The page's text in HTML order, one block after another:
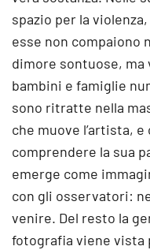
spazio per la
esse non compaiono
dimore sontuose, ma
bambini e famiglie
sono ritratte nella
che muove l’artista,
comprendere la sua
emerge come
con gli osservatori:
venire. Del resto la
fotografia viene vista